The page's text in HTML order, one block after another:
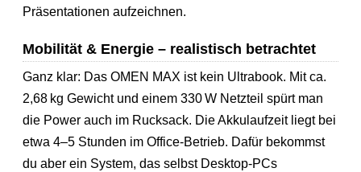
Präsentationen aufzeichnen.
Mobilität & Energie – realistisch betrachtet
Ganz klar: Das OMEN MAX ist kein Ultrabook. Mit ca.
2,68 kg Gewicht und einem 330 W Netzteil spürt man
die Power auch im Rucksack. Die Akkulaufzeit liegt bei
etwa 4–5 Stunden im Office-Betrieb. Dafür bekommst
du aber ein System, das selbst Desktop-PCs